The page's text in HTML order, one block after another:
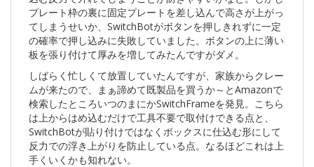
プレート枠の裏に固定プレートを差し込んで高さが上がっ
てしまうせいか、SwitchBotがボタンを押しきれずに一定
の確率で押し込みに失敗していました。ボタンの上に薄い
板を張り付けて厚みを増してみたんですがダメ。
しばらく忙しくて放置していたんですが、家族からクレー
ムが来たので、まぁ諦めて既製品を買うか～とAmazonで
検索したところいつのまにかSwitchFrameを発見。こちら
は上からはめ込むだけで工具不要で取付けできる点と、
SwitchBotが貼り付けではなくボックスに仕込む形にして
反力での浮き上がりを防止している点。なるほどこれは上
手くいくかも知れない。